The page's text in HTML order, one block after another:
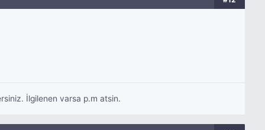
İlgilenen varsa p.m atsin.